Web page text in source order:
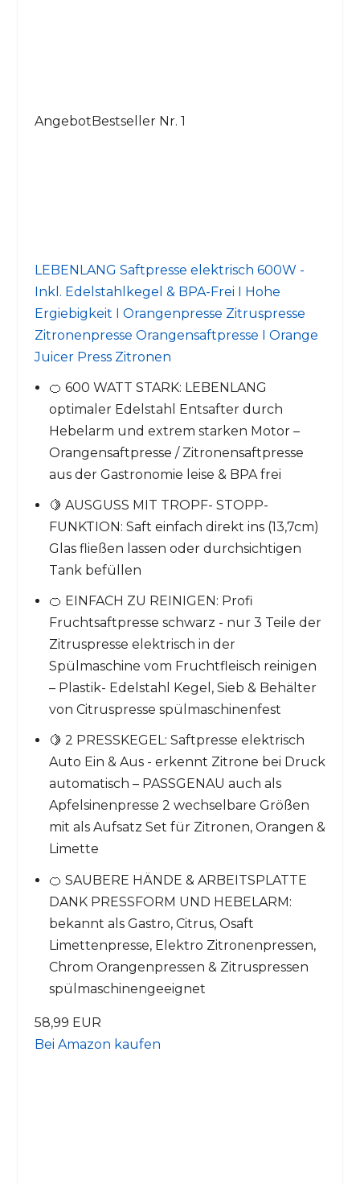
AngebotBestseller Nr. 1
LEBENLANG Saftpresse elektrisch 600W -
Inkl. Edelstahlkegel & BPA-Frei I Hohe
Ergiebigkeit I Orangenpresse Zitruspresse
Zitronenpresse Orangensaftpresse I Orange
Juicer Press Zitronen
🍊 600 WATT STARK: LEBENLANG
optimaler Edelstahl Entsafter durch
Hebelarm und extrem starken Motor –
Orangensaftpresse / Zitronensaftpresse
aus der Gastronomie leise & BPA frei
🍋 AUSGUSS MIT TROPF- STOPP-
FUNKTION: Saft einfach direkt ins (13,7cm)
Glas fließen lassen oder durchsichtigen
Tank befüllen
🍊 EINFACH ZU REINIGEN: Profi
Fruchtsaftpresse schwarz - nur 3 Teile der
Zitruspresse elektrisch in der
Spülmaschine vom Fruchtfleisch reinigen
– Plastik- Edelstahl Kegel, Sieb & Behälter
von Citruspresse spülmaschinenfest
🍋 2 PRESSKEGEL: Saftpresse elektrisch
Auto Ein & Aus - erkennt Zitrone bei Druck
automatisch – PASSGENAU auch als
Apfelsinenpresse 2 wechselbare Größen
mit als Aufsatz Set für Zitronen, Orangen &
Limette
🍊 SAUBERE HÄNDE & ARBEITSPLATTE
DANK PRESSFORM UND HEBELARM:
bekannt als Gastro, Citrus, Osaft
Limettenpresse, Elektro Zitronenpressen,
Chrom Orangenpressen & Zitruspressen
spülmaschinengeeignet
58,99 EUR
Bei Amazon kaufen